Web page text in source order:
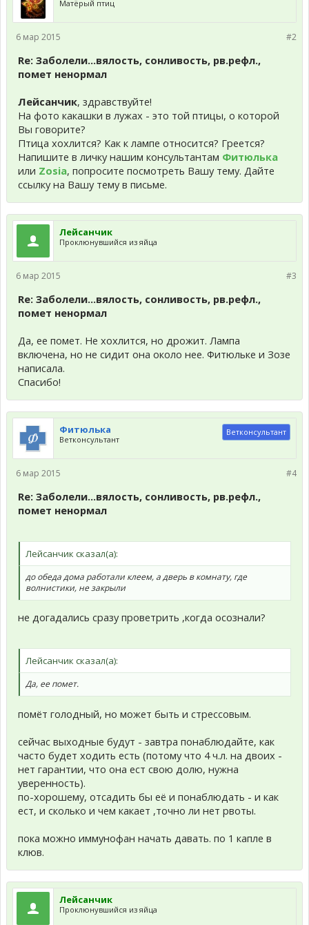
Матёрый птиц
#2
6 мар 2015
Re: Заболели...вялость, сонливость, рв.рефл.,
помет ненормал
Лейсанчик, здравствуйте!
На фото какашки в лужах - это той птицы, о которой
Вы говорите?
Птица хохлится? Как к лампе относится? Греется?
Напишите в личку нашим консультантам Фитюлька
или Zosia, попросите посмотреть Вашу тему. Дайте
ссылку на Вашу тему в письме.
Лейсанчик
Проклюнувшийся из яйца
#3
6 мар 2015
Re: Заболели...вялость, сонливость, рв.рефл.,
помет ненормал
Да, ее помет. Не хохлится, но дрожит. Лампа
включена, но не сидит она около нее. Фитюльке и Зозе
написала.
Спасибо!
Фитюлька
Ветконсультант
Ветконсультант
#4
6 мар 2015
Re: Заболели...вялость, сонливость, рв.рефл.,
помет ненормал
Лейсанчик сказал(а):
до обеда дома работали клеем, а дверь в комнату, где
волнистики, не закрыли
не догадались сразу проветрить ,когда осознали?
Лейсанчик сказал(а):
Да, ее помет.
помёт голодный, но может быть и стрессовым.
сейчас выходные будут - завтра понаблюдайте, как
часто будет ходить есть (потому что 4 ч.л. на двоих -
нет гарантии, что она ест свою долю, нужна
уверенность).
по-хорошему, отсадить бы её и понаблюдать - и как
ест, и сколько и чем какает ,точно ли нет рвоты.
пока можно иммунофан начать давать. по 1 капле в
клюв.
Лейсанчик
Проклюнувшийся из яйца